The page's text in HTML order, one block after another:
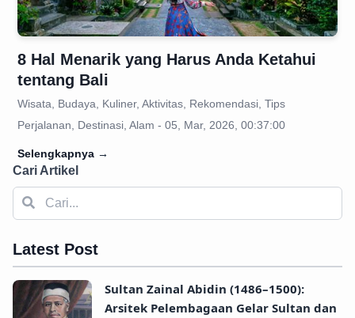
8 Hal Menarik yang Harus Anda Ketahui
tentang Bali
Wisata, Budaya, Kuliner, Aktivitas, Rekomendasi, Tips
Perjalanan, Destinasi, Alam - 05, Mar, 2026, 00:37:00
Selengkapnya →
Cari Artikel
Latest Post
Sultan Zainal Abidin (1486–1500):
Arsitek Pelembagaan Gelar Sultan dan